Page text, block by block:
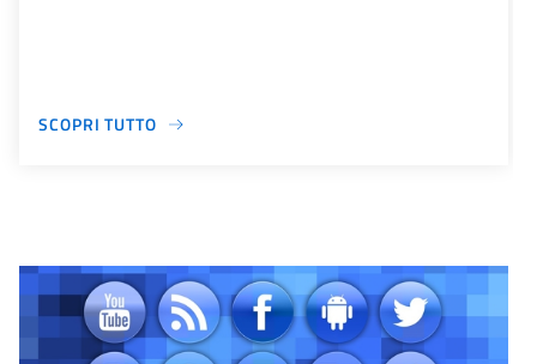
SCOPRI TUTTO